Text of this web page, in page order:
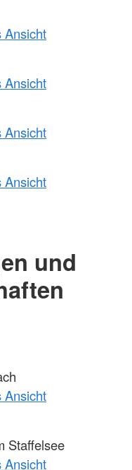
Ansicht
Ansicht
Ansicht
Ansicht
und
Ansicht
Staffelsee
Ansicht